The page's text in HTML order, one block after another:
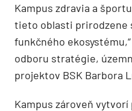
Kampus zdravia a
tieto oblasti prirodzene
funkčného
odboru stratégie,
projektov BSK Barbora
Kampus zároveň